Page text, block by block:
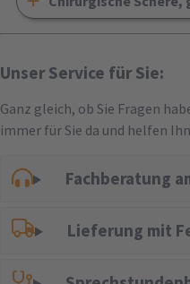
Unser Service für Sie:
Ganz gleich, ob Sie Fragen
immer für Sie da und helfen
Fachberatung
Lieferung mit